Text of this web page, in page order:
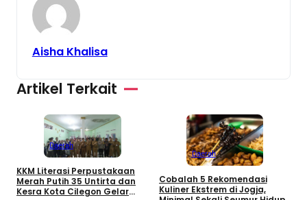
Aisha Khalisa
Artikel Terkait
Daerah
KKM Literasi Perpustakaan
Merah Putih 35 Untirta dan
Kesra Kota Cilegon Gelar
Daerah
Cobalah 5 Rekomendasi
Kuliner Ekstrem di Jogja,